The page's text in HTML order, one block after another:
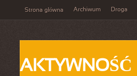
Strona główna Archiwum Droga
AKTYWNOŚĆ